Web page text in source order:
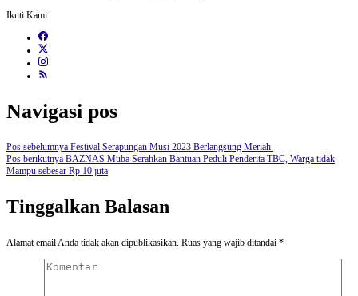
Ikuti Kami
Navigasi pos
Pos sebelumnya Festival Serapungan Musi 2023 Berlangsung Meriah.
Pos berikutnya BAZNAS Muba Serahkan Bantuan Peduli Penderita TBC, Warga tidak
Mampu sebesar Rp 10 juta
Tinggalkan Balasan
Alamat email Anda tidak akan dipublikasikan. Ruas yang wajib ditandai *